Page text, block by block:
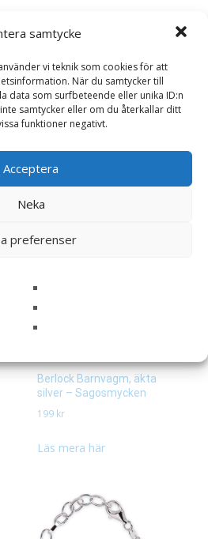
samtycke
vi teknik som cookies för att
När du samtycker till
data som surfbeteende eller unika ID:n
samtycker eller om du återkallar ditt
funktioner negativt.
Acceptera
Neka
preferenser
Berlock Barnvagm, äkta
silver – Sagosmycken
199 kr
Läs mera här